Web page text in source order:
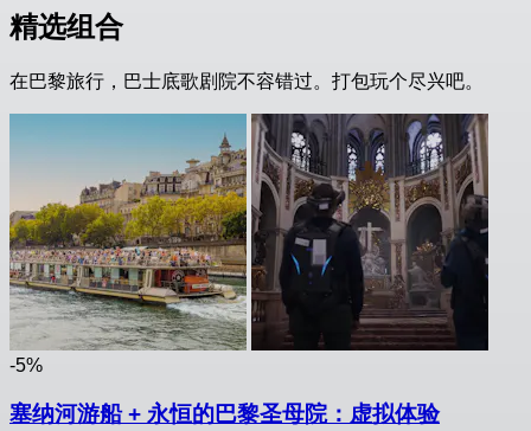
精选组合
在巴黎旅行，巴士底歌剧院不容错过。打包玩个尽兴吧。
-5%
塞纳河游船 + 永恒的巴黎圣母院：虚拟体验